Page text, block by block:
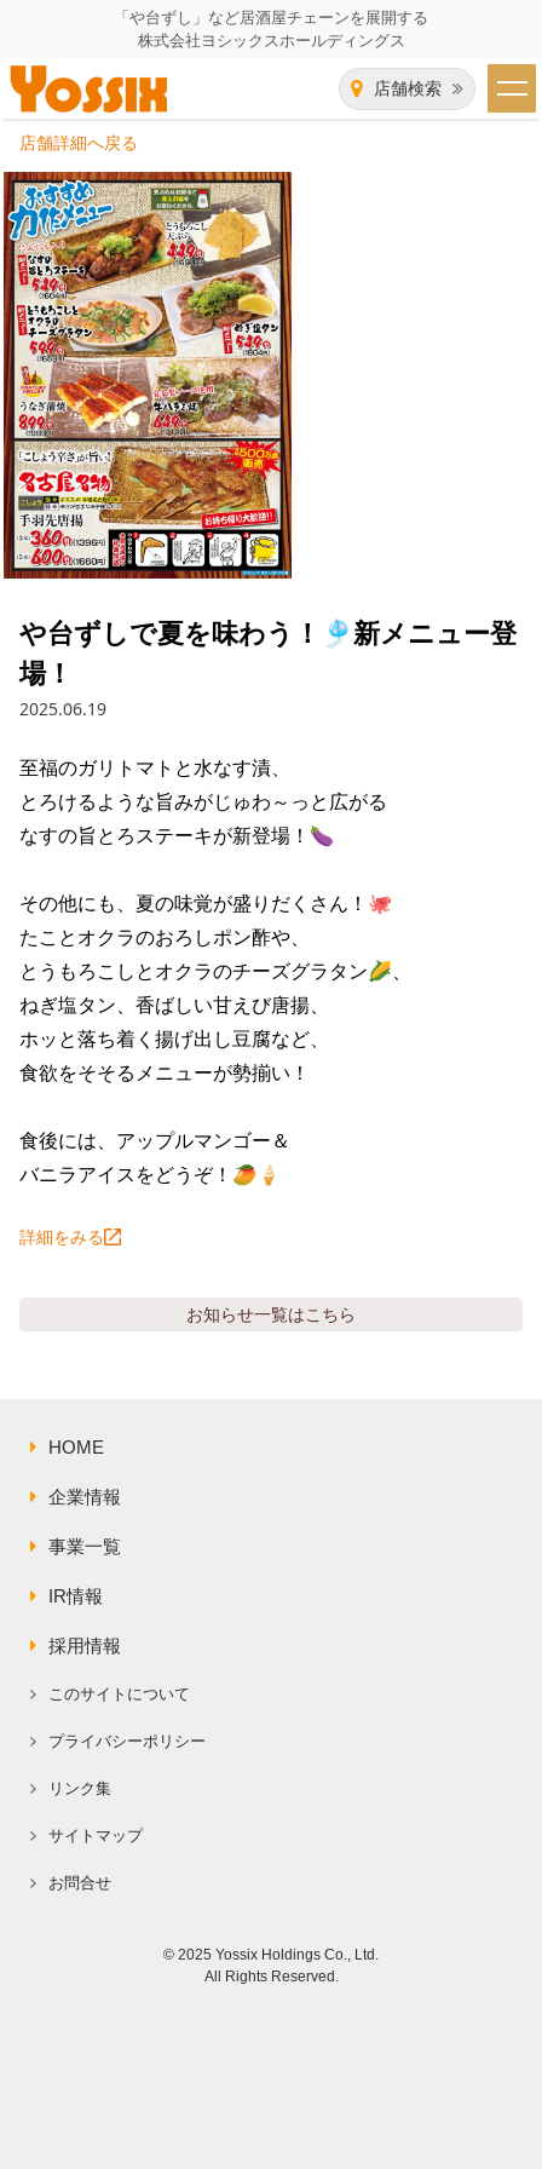
「や台ずし」など居酒屋チェーンを展開する
株式会社ヨシックスホールディングス
店舗検索
HOME
企業情報
企業情報トップ
代表者あいさつ
グループ会社
会社概要
沿革
経営陣
組織図
事業一覧
飲食事業紹介
飲食事業紹介トップ
や台ずし
ニパチ
これや
焼とりてっぱん
せんと
海老どて食堂
華花
IR（株主・投資家）情報
IR情報トップ
会長メッセージ
コーポレートガバナンス
財務情報
業績推移
財政状況
株式情報
IRライブラリ
決算短信
有価証券報告書等法定開示資料
株主通信
株主総会関連資料
その他IR資料
適時開示資料
株価情報
株主優待
電子公告
IRお問い合わせ
採用情報
採用情報トップ
店舗物件・店舗施工管理業者の募集
お問い合わせ
ご意見・アンケート（ご来店の方）
プライバシーポリシー
リンク集
サイトマップ
店舗詳細へ戻る
や台ずしで夏を味わう！🎐新メニュー登
場！
2025.06.19
至福のガリトマトと水なす漬、
とろけるような旨みがじゅわ～っと広がる
なすの旨とろステーキが新登場！🍆
その他にも、夏の味覚が盛りだくさん！🐙
たことオクラのおろしポン酢や、
とうもろこしとオクラのチーズグラタン🌽、
ねぎ塩タン、香ばしい甘えび唐揚、
ホッと落ち着く揚げ出し豆腐など、
食欲をそそるメニューが勢揃い！
食後には、アップルマンゴー＆
バニラアイスをどうぞ！🥭🍦
詳細をみる
お知らせ一覧はこちら
HOME
企業情報
事業一覧
IR情報
採用情報
このサイトについて
プライバシーポリシー
リンク集
サイトマップ
お問合せ
© 2025 Yossix Holdings Co., Ltd.
All Rights Reserved.